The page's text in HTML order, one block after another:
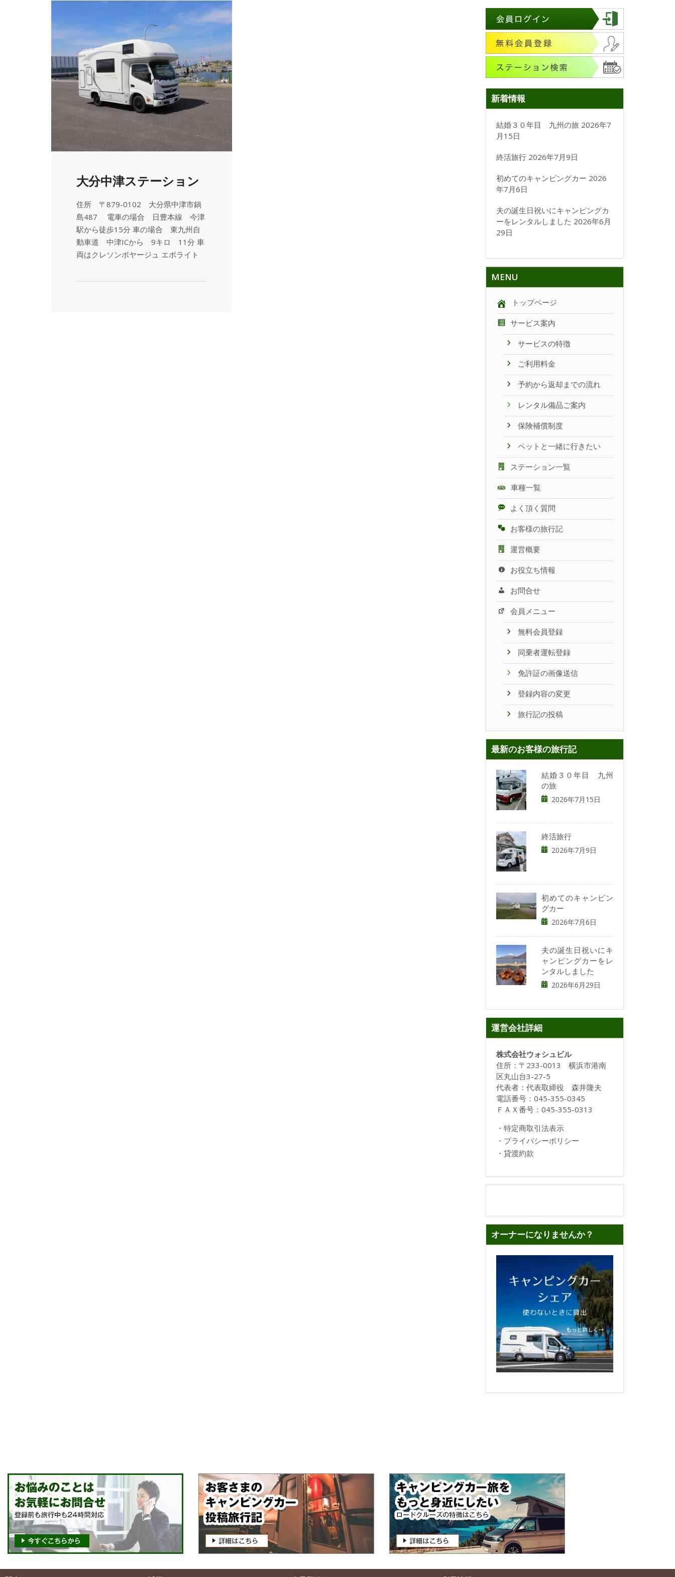
大分中津ステーション
住所 〒879-0102 大分県中津市鍋
島487 電車の場合 日豊本線 今津
駅から徒歩15分 車の場合 東九州自
動車道 中津ICから 9キロ 11分 車
両はクレソンボヤージュ エボライト
新着情報
結婚３０年目 九州の旅 2026年7
月15日
終活旅行 2026年7月9日
初めてのキャンピングカー 2026
年7月6日
夫の誕生日祝いにキャンピングカ
ーをレンタルしました 2026年6月
29日
MENU
トップページ
サービス案内
サービスの特徴
ご利用料金
予約から返却までの流れ
レンタル備品ご案内
保険補償制度
ペットと一緒に行きたい
ステーション一覧
車種一覧
よく頂く質問
お客様の旅行記
運営概要
お役立ち情報
お問合せ
会員メニュー
無料会員登録
同乗者運転登録
免許証の画像送信
登録内容の変更
旅行記の投稿
最新のお客様の旅行記
結婚３０年目 九州
の旅
2026年7月15日
終活旅行
2026年7月9日
初めてのキャンピン
グカー
2026年7月6日
夫の誕生日祝いにキ
ャンピングカーをレ
ンタルしました
2026年6月29日
運営会社詳細
株式会社ウォシュビル
住所：〒233-0013 横浜市港南
区丸山台3-27-5
代表者：代表取締役 森井隆夫
電話番号：045-355-0345
ＦＡＸ番号：045-355-0313
・ 特定商取引法表示
・ プライバシーポリシー
・ 貸渡約款
オーナーになりませんか？